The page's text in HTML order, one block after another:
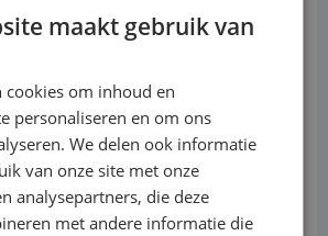
lease bij Eurocars af,
wanneer je zonder boete
een elektrische
ENGLISH
maakt gebruik van
cookies om inhoud en
personaliseren en om ons
We delen ook informatie
van onze site met onze
analysepartners, die deze
met andere informatie die